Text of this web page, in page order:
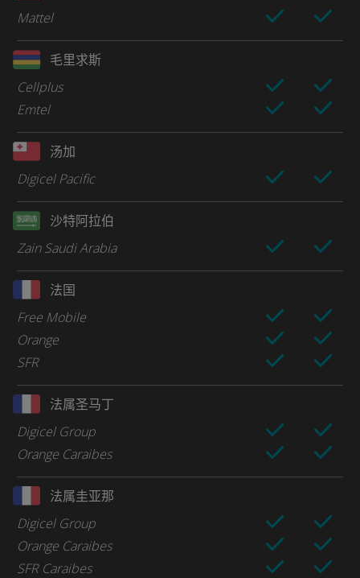
Mattel
毛里求斯
Cellplus
Emtel
汤加
Digicel Pacific
沙特阿拉伯
Zain Saudi Arabia
法国
Free Mobile
Orange
SFR
法属圣马丁
Digicel Group
Orange Caraibes
法属圭亚那
Digicel Group
Orange Caraibes
SFR Caraibes